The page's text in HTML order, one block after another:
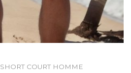
SHORT COURT HOMME